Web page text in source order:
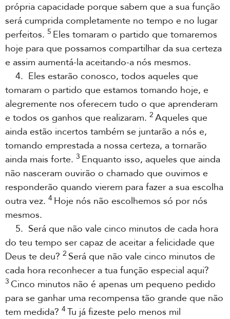
própria capacidade porque sabem que a sua função
será cumprida completamente no tempo e no lugar
perfeitos. 5 Eles tomaram o partido que tomaremos
hoje para que possamos compartilhar da sua certeza
e assim aumentá-la aceitando-a nós mesmos.
4. Eles estarão conosco, todos aqueles que
tomaram o partido que estamos tomando hoje, e
alegremente nos oferecem tudo o que aprenderam
e todos os ganhos que realizaram. 2 Aqueles que
ainda estão incertos também se juntarão a nós e,
tomando emprestada a nossa certeza, a tornarão
ainda mais forte. 3 Enquanto isso, aqueles que ainda
não nasceram ouvirão o chamado que ouvimos e
responderão quando vierem para fazer a sua escolha
outra vez. 4 Hoje nós não escolhemos só por nós
mesmos.
5. Será que não vale cinco minutos de cada hora
do teu tempo ser capaz de aceitar a felicidade que
Deus te deu? 2 Será que não vale cinco minutos de
cada hora reconhecer a tua função especial aqui?
3 Cinco minutos não é apenas um pequeno pedido
para se ganhar uma recompensa tão grande que não
tem medida? 4Tu já fizeste pelo menos mil